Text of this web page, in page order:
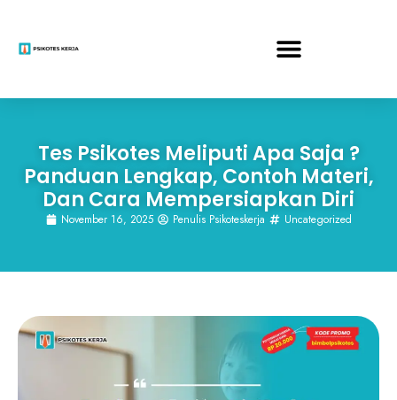
Tes Psikotes Meliputi Apa Saja ?
Panduan Lengkap, Contoh Materi,
Dan Cara Mempersiapkan Diri
November 16, 2025 Penulis Psikoteskerja Uncategorized